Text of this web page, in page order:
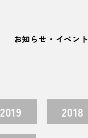
お知らせ・イベント
2019 2018